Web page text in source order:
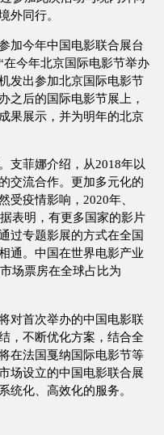
外同行。
加今年中国电影联合展台
今年北京国际电影节举办
发出参加北京国际电影节
之后的国际电影节展上，
果展示，并为明年的北京
支菲娜介绍，从2018年以
交流合作。更加多元化的
受疫情影响，2020年、
表明，有更多国家的影片
过专题影展的方式在全国
通。中国在世界电影产业
场票房在全球占比为
对首次举办的中国电影联
，不断优化方案，结合全
在法国戛纳国际电影节等
场设立的中国电影联合展
统化、高效化的服务。